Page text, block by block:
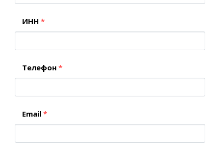
ИНН *
Телефон *
Email *